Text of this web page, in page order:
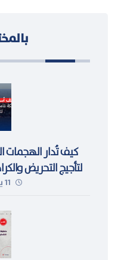
كيف تُدار الهجمات
لتأجيج التحريض
11 يونيو، 2026